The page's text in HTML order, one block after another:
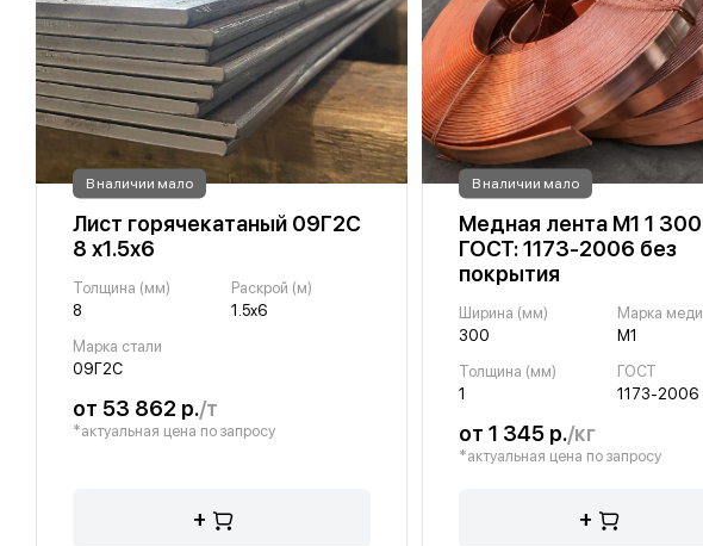
В наличии мало
Лист горячекатаный 09Г2С
8 х1.5х6
Толщина (мм)
8
Раскрой (м)
1.5х6
Марка стали
09Г2С
от 53 862 р./т
*актуальная цена по запросу
+
В наличии мало
Медная лента М1 1 300
ГОСТ: 1173-2006 без
покрытия
Ширина (мм)
300
Марка меди
М1
Толщина (мм)
1
ГОСТ
1173-2006
от 1 345 р./кг
*актуальная цена по запросу
+